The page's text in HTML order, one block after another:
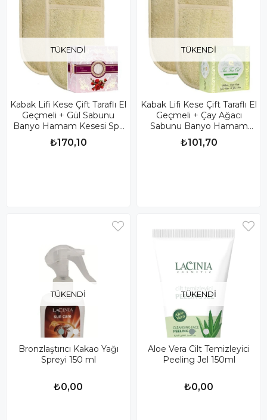
TÜKENDI
Kabak Lifi Kese Çift Taraflı El
Geçmeli + Gül Sabunu
Banyo Hamam Kesesi Spa
Seti
₺170,10
TÜKENDI
Kabak Lifi Kese Çift Taraflı El
Geçmeli + Çay Ağacı
Sabunu Banyo Hamam
Kesesi Spa Seti
₺101,70
TÜKENDI
Bronzlaştırıcı Kakao Yağı
Spreyi 150 ml
₺0,00
TÜKENDI
Aloe Vera Cilt Temizleyici
Peeling Jel 150ml
₺0,00